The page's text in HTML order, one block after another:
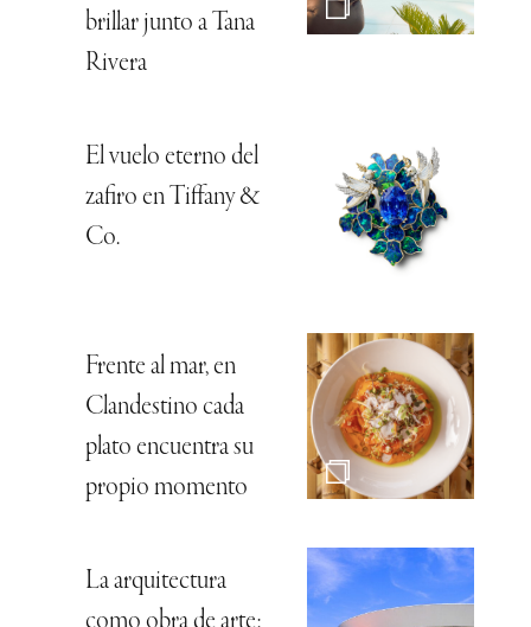
brillar junto a Tana
Rivera
El vuelo eterno del
zafiro en Tiffany &
Co.
Frente al mar, en
Clandestino cada
plato encuentra su
propio momento
La arquitectura